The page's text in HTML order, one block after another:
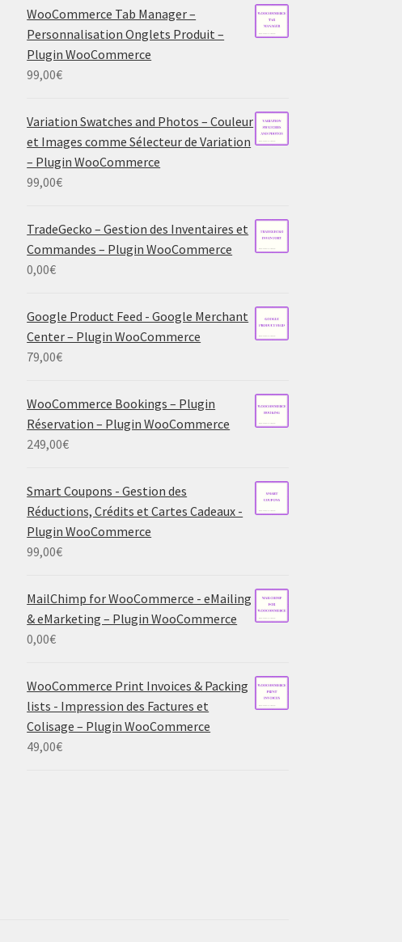
WooCommerce Tab Manager –
Personnalisation Onglets Produit –
Plugin WooCommerce
99,00€
Variation Swatches and Photos – Couleur
et Images comme Sélecteur de Variation
– Plugin WooCommerce
99,00€
TradeGecko – Gestion des Inventaires et
Commandes – Plugin WooCommerce
0,00€
Google Product Feed - Google Merchant
Center – Plugin WooCommerce
79,00€
WooCommerce Bookings – Plugin
Réservation – Plugin WooCommerce
249,00€
Smart Coupons - Gestion des
Réductions, Crédits et Cartes Cadeaux -
Plugin WooCommerce
99,00€
MailChimp for WooCommerce - eMailing
& eMarketing – Plugin WooCommerce
0,00€
WooCommerce Print Invoices & Packing
lists - Impression des Factures et
Colisage – Plugin WooCommerce
49,00€